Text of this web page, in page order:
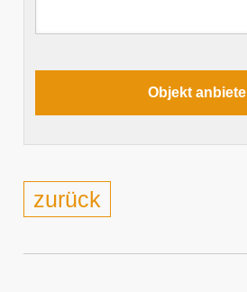
zurück